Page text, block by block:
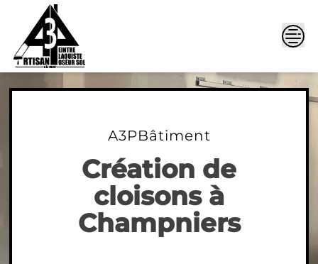
A3PBâtiment
Création de
cloisons à
Champniers